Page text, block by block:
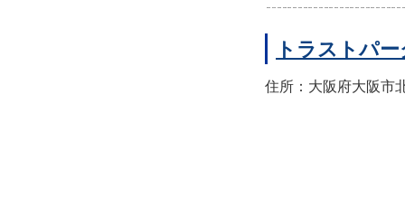
トラストパ
住所：大阪府大阪市